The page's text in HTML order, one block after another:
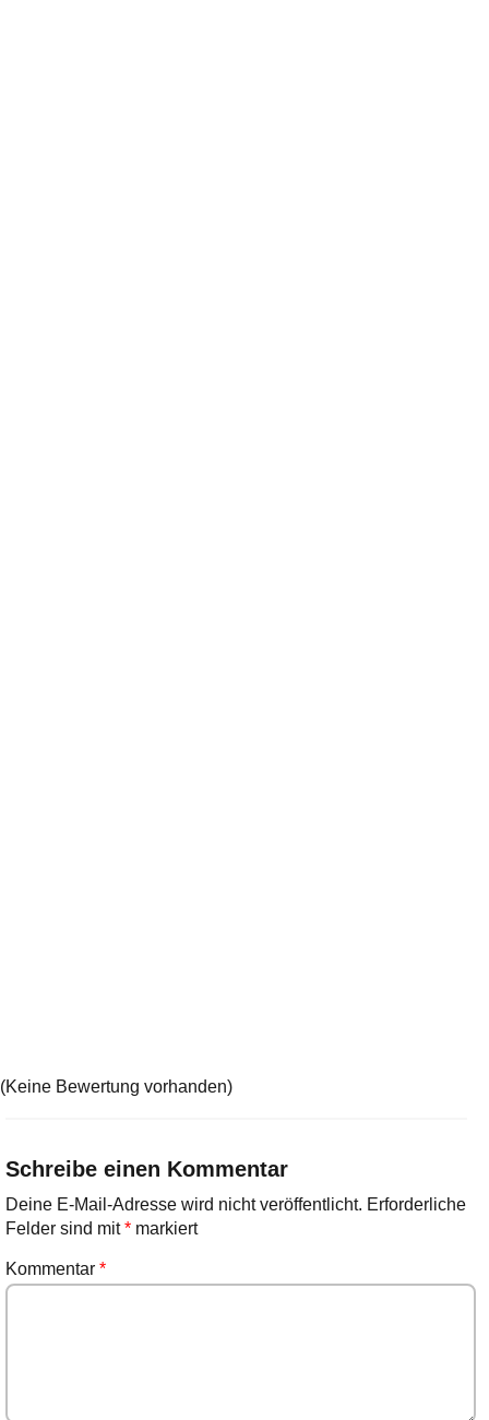
(Keine Bewertung vorhanden)
Schreibe einen Kommentar
Deine E-Mail-Adresse wird nicht veröffentlicht. Erforderliche
Felder sind mit*markiert
Kommentar *